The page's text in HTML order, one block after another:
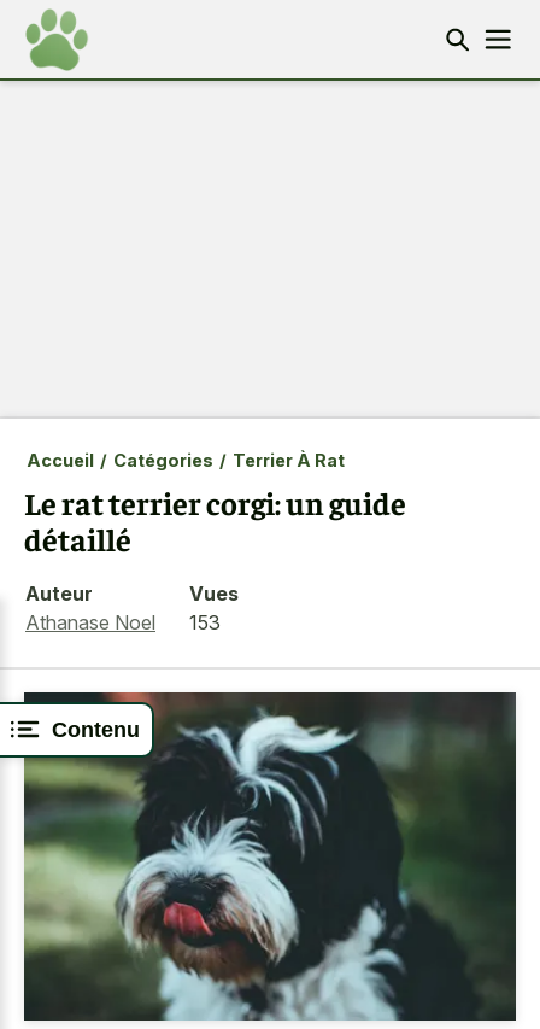
Contenu
Accueil / Catégories / Terrier À Rat
Le rat terrier corgi: un guide
détaillé
Auteur
Athanase Noel
Vues
153